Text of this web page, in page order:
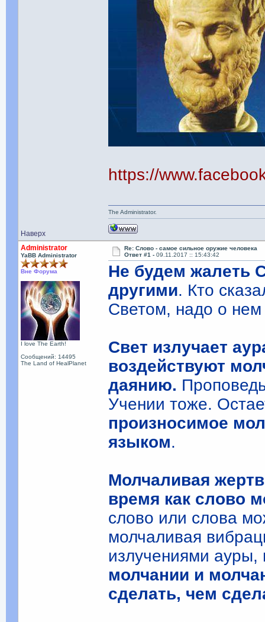
https://
Наверх
The Administrator.
Administrator
YaBB Administrator
Вне Форума
I love The Earth!
Сообщений: 14495
The Land of HealPlanet
Re: Слово - самое сильное оружие человека
Ответ #1 -09.11.2017 :: 15:43:42
Не будем жалеть
другими. Кто
Светом, надо о нем
Свет излучает
воздействуют
даянию.
Учении тоже.
произносимое
языком.
Молчаливая
время как слово
слово или слова
молчаливая
излучениями ауры,
молчании и
сделать, чем